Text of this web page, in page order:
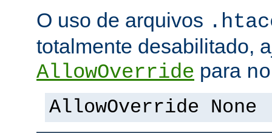
O uso de arquivos
totalmente desabilitado,
AllowOverride para
AllowOverride None